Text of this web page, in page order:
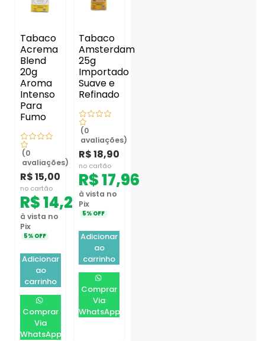
Tabaco
Acrema
Blend
20g
Aroma
Intenso
Para
Fumo
(0
avaliações)
R$15,00
no cartão
R$14,25
à vista no
Pix
5% OFF
Adicionar
ao
carrinho
Comprar
Via
WhatsApp
Tabaco
Amsterdam
25g
Importado
Suave e
Refinado
(0
avaliações)
R$18,90
no cartão
R$17,96
à vista no
Pix
5% OFF
Adicionar
ao
carrinho
Comprar
Via
WhatsApp